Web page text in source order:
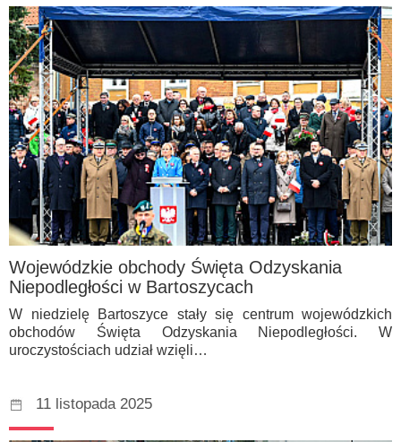
Wojewódzkie obchody Święta Odzyskania
Niepodległości w Bartoszycach
W niedzielę Bartoszyce stały się centrum wojewódzkich
obchodów Święta Odzyskania Niepodległości. W
uroczystościach udział wzięli…
11 listopada 2025